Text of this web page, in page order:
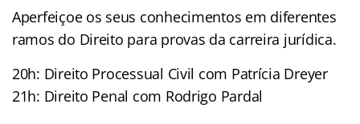
Aperfeiçoe os seus conhecimentos em diferentes
ramos do Direito para provas da carreira jurídica.
20h: Direito Processual Civil com Patrícia Dreyer
21h: Direito Penal com Rodrigo Pardal